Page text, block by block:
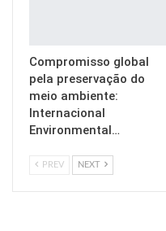
Compromisso global
pela preservação do
meio ambiente:
Internacional
Environmental…
PREV NEXT